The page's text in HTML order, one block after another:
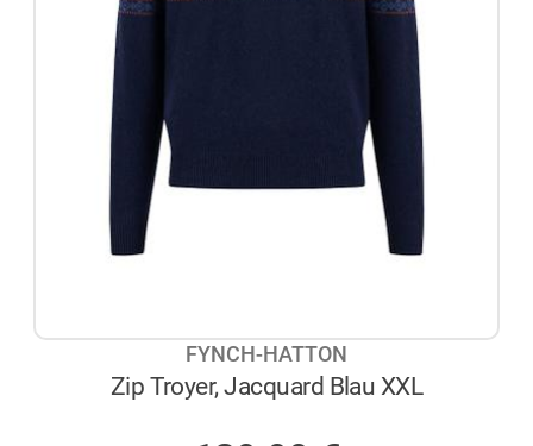
FYNCH-HATTON
Zip Troyer, Jacquard Blau XXL